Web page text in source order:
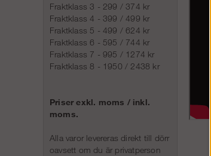
Fraktklass 3 - 299 / 374 kr
Fraktklass 4 - 399 / 499 kr
Fraktklass 5 - 499 / 624 kr
Fraktklass 6 - 595 / 744 kr
Fraktklass 7 - 995 / 1274 kr
Fraktklass 8 - 1950 / 2438 kr
Priser exkl. moms / inkl.
moms.
Alla varor levereras direkt till dörr
oavsett om du är privatperson